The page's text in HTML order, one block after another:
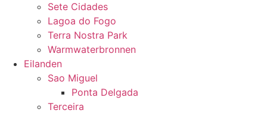
Sete Cidades
Lagoa do Fogo
Terra Nostra Park
Warmwaterbronnen
Eilanden
Sao Miguel
Ponta Delgada
Terceira